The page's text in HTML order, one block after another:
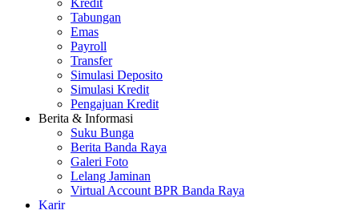
Kredit
Tabungan
Emas
Payroll
Transfer
Simulasi Deposito
Simulasi Kredit
Pengajuan Kredit
Berita & Informasi
Suku Bunga
Berita Banda Raya
Galeri Foto
Lelang Jaminan
Virtual Account BPR Banda Raya
Karir